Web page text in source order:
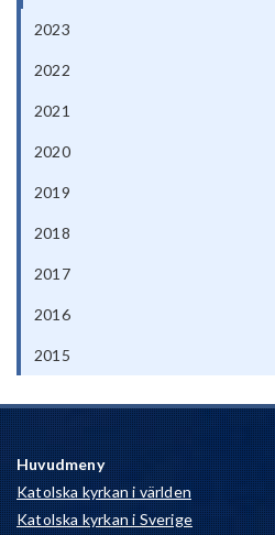
2023
2022
2021
2020
2019
2018
2017
2016
2015
Huvudmeny
Katolska kyrkan i världen
Katolska kyrkan i Sverige